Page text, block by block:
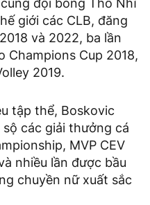
giới các CLB, đăng
và 2022, ba lần
Champions Cup 2018,
2019.
tập thể, Boskovic
các giải thưởng cá
MVP CEV
nhiều lần được bầu
chuyền nữ xuất sắc